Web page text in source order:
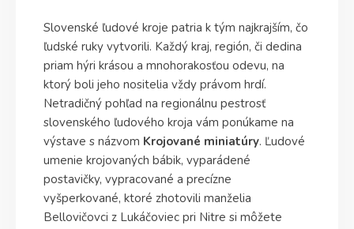
Slovenské ľudové kroje patria k tým najkrajším, čo
ľudské ruky vytvorili. Každý kraj, región, či dedina
priam hýri krásou a mnohorakosťou odevu, na
ktorý boli jeho nositelia vždy právom hrdí.
Netradičný pohľad na regionálnu pestrosť
slovenského ľudového kroja vám ponúkame na
výstave s názvom Krojované miniatúry. Ľudové
umenie krojovaných bábik, vyparádené
postavičky, vypracované a precízne
vyšperkované, ktoré zhotovili manželia
Bellovičovci z Lukáčoviec pri Nitre si môžete